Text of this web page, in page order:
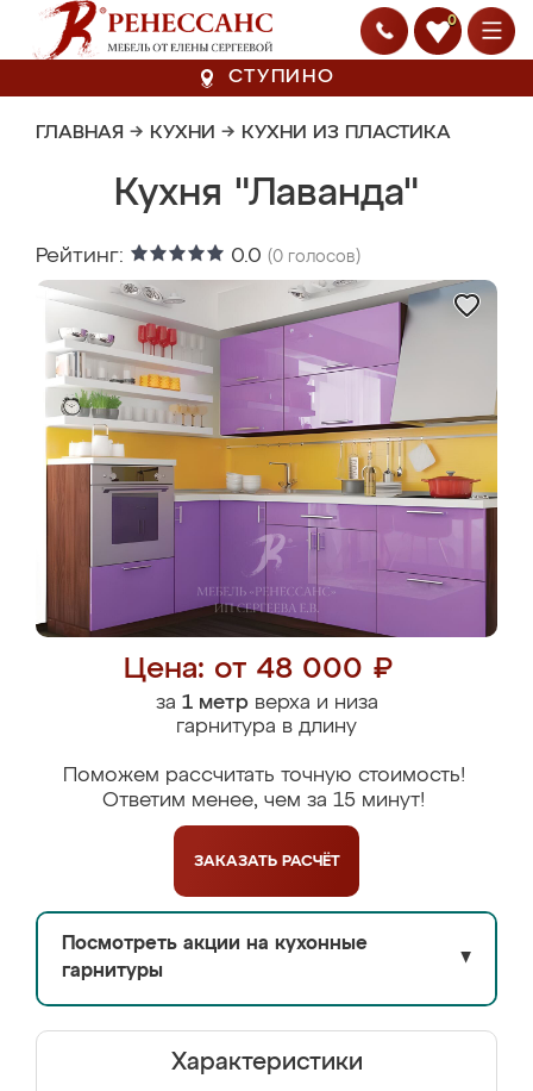
0
СТУПИНО
ГЛАВНАЯ → КУХНИ → КУХНИ ИЗ ПЛАСТИКА
Кухня "Лаванда"
Рейтинг: 0.0 (0 голосов)
Цена: от 48 000 ₽
за 1 метрверха и низа
гарнитура в длину
Поможем рассчитать точную стоимость!
Ответим менее, чем за 15 минут!
ЗАКАЗАТЬ РАСЧЁТ
Посмотреть акции на кухонные
гарнитуры
▼
Характеристики